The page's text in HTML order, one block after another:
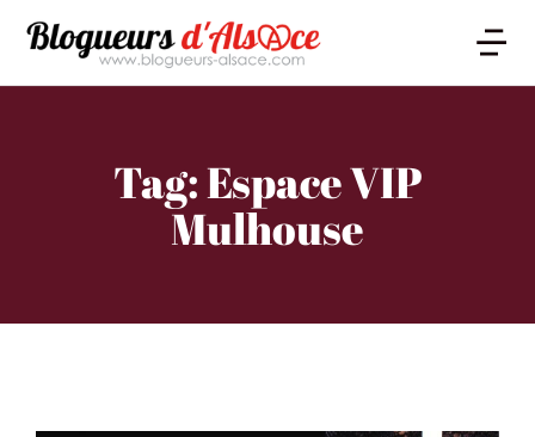
Tag: Espace VIP
Mulhouse